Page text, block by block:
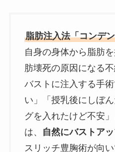
脂肪注入法「コンデ
自身の身体から脂肪
肪壊死の原因になる
バストに注入する手
い」「授乳後にしぼ
グを入れたけど不安
は、
自然にバストア
スリッチ豊胸術が向い